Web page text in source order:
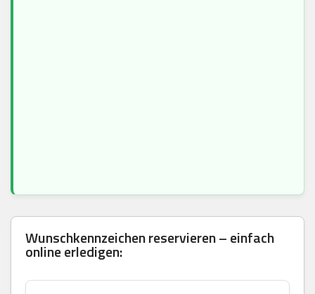
Wunschkennzeichen reservieren – einfach
online erledigen: